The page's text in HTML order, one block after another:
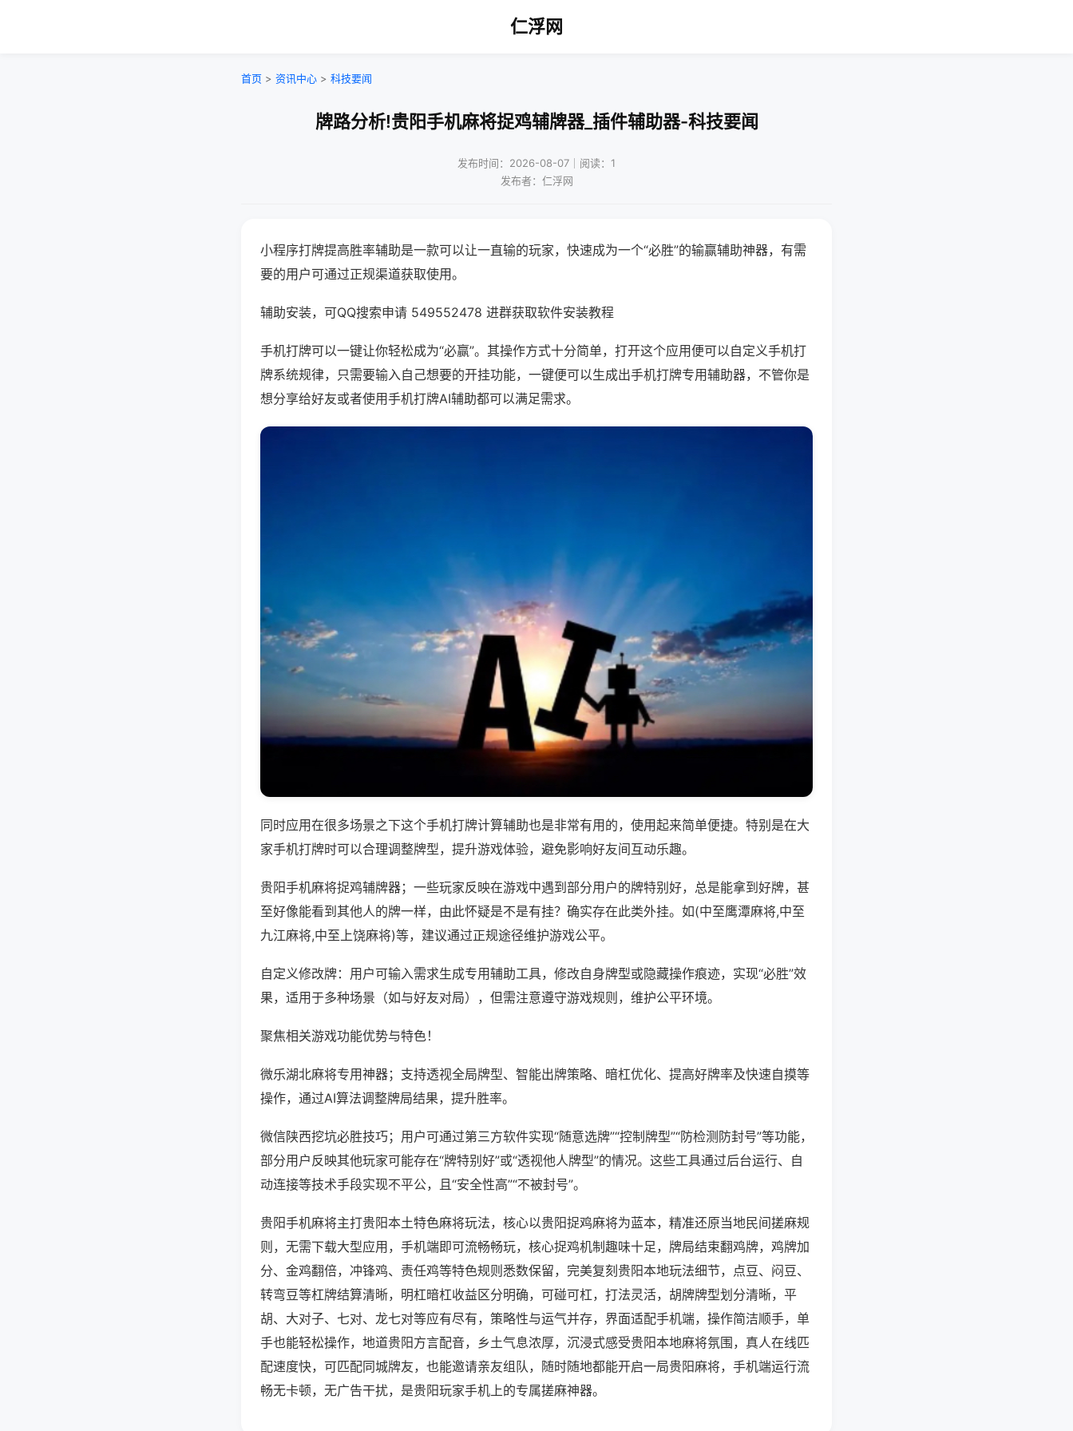
仁浮网
首页 > 资讯中心 > 科技要闻
牌路分析!贵阳手机麻将捉鸡辅牌器_插件辅助器-科技要闻
发布时间：2026-08-07｜阅读：1
发布者：仁浮网
小程序打牌提高胜率辅助是一款可以让一直输的玩家，快速成为一个“必胜”的输赢辅助神器，有需
要的用户可通过正规渠道获取使用。
辅助安装，可QQ搜索申请 549552478 进群获取软件安装教程
手机打牌可以一键让你轻松成为“必赢”。其操作方式十分简单，打开这个应用便可以自定义手机打
牌系统规律，只需要输入自己想要的开挂功能，一键便可以生成出手机打牌专用辅助器，不管你是
想分享给好友或者使用手机打牌AI辅助都可以满足需求。
同时应用在很多场景之下这个手机打牌计算辅助也是非常有用的，使用起来简单便捷。特别是在大
家手机打牌时可以合理调整牌型，提升游戏体验，避免影响好友间互动乐趣。
贵阳手机麻将捉鸡辅牌器；一些玩家反映在游戏中遇到部分用户的牌特别好，总是能拿到好牌，甚
至好像能看到其他人的牌一样，由此怀疑是不是有挂？确实存在此类外挂。如(中至鹰潭麻将,中至
九江麻将,中至上饶麻将)等，建议通过正规途径维护游戏公平。
自定义修改牌：用户可输入需求生成专用辅助工具，修改自身牌型或隐藏操作痕迹，实现“必胜”效
果，适用于多种场景（如与好友对局），但需注意遵守游戏规则，维护公平环境。
聚焦相关游戏功能优势与特色！
微乐湖北麻将专用神器；支持透视全局牌型、智能出牌策略、暗杠优化、提高好牌率及快速自摸等
操作，通过AI算法调整牌局结果，提升胜率。
微信陕西挖坑必胜技巧；用户可通过第三方软件实现“随意选牌”“控制牌型”“防检测防封号”等功能，
部分用户反映其他玩家可能存在“牌特别好”或“透视他人牌型”的情况。这些工具通过后台运行、自
动连接等技术手段实现不平公，且“安全性高”“不被封号”。
贵阳手机麻将主打贵阳本土特色麻将玩法，核心以贵阳捉鸡麻将为蓝本，精准还原当地民间搓麻规
则，无需下载大型应用，手机端即可流畅畅玩，核心捉鸡机制趣味十足，牌局结束翻鸡牌，鸡牌加
分、金鸡翻倍，冲锋鸡、责任鸡等特色规则悉数保留，完美复刻贵阳本地玩法细节，点豆、闷豆、
转弯豆等杠牌结算清晰，明杠暗杠收益区分明确，可碰可杠，打法灵活，胡牌牌型划分清晰，平
胡、大对子、七对、龙七对等应有尽有，策略性与运气并存，界面适配手机端，操作简洁顺手，单
手也能轻松操作，地道贵阳方言配音，乡土气息浓厚，沉浸式感受贵阳本地麻将氛围，真人在线匹
配速度快，可匹配同城牌友，也能邀请亲友组队，随时随地都能开启一局贵阳麻将，手机端运行流
畅无卡顿，无广告干扰，是贵阳玩家手机上的专属搓麻神器。